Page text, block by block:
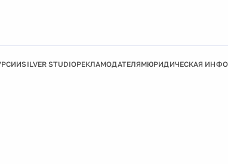
SILVER STUDIOРЕКЛАМОДАТЕЛЯМЮРИДИЧЕСКАЯ